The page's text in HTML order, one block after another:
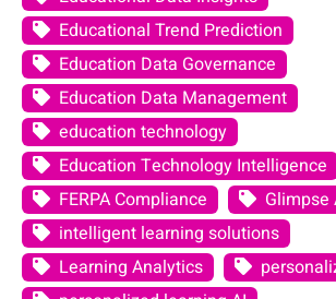
Educational Trend Prediction
Education Data Governance
Education Data Management
education technology
Education Technology Intelligence
FERPA Compliance
Glimpse
intelligent learning solutions
Learning Analytics